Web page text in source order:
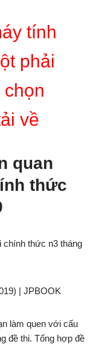
tính
phải
về
quan
thức
chính thức n3 tháng
| JPBOOK
làm quen với cấu
đề thi. Tổng hợp đề